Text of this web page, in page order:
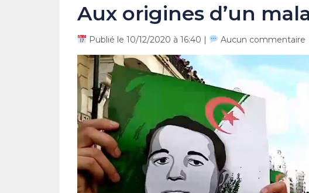
Aux origines d’un
Publié le 10/12/2020 à 16:40 | Aucun commentaire